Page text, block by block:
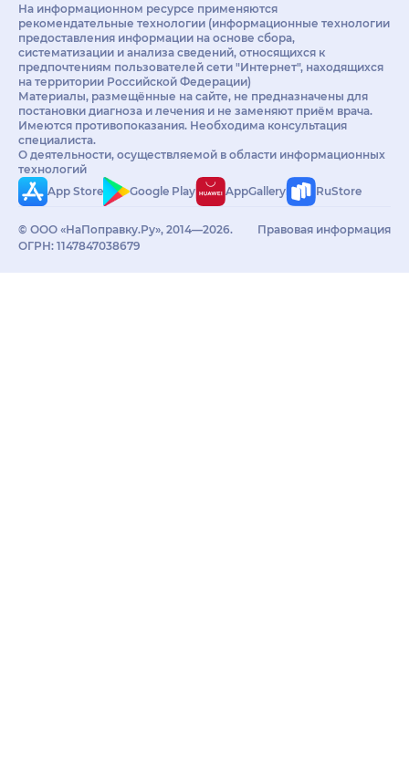
На информационном ресурсе применяются
рекомендательные технологии (информационные технологии
предоставления информации на основе сбора,
систематизации и анализа сведений, относящихся к
предпочтениям пользователей сети "Интернет", находящихся
на территории Российской Федерации)
Материалы, размещённые на сайте, не предназначены для
постановки диагноза и лечения и не заменяют приём врача.
Имеются противопоказания. Необходима консультация
специалиста.
О деятельности, осуществляемой в области информационных
технологий
App Store
Google Play AppGallery RuStore
© ООО «НаПоправку.Ру», 2014—2026.
ОГРН: 1147847038679
Правовая информация